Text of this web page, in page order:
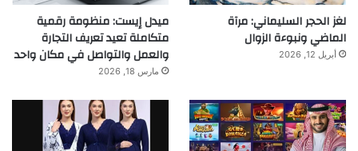
لغز الحجر السليماني: مرآة
الماضي ونبوءة الزوال
أبريل 12, 2026
ميدل إيست: منظومة رقمية
متكاملة تعيد تعريف التجارة
والعمل والتواصل في مكان واحد
مارس 18, 2026